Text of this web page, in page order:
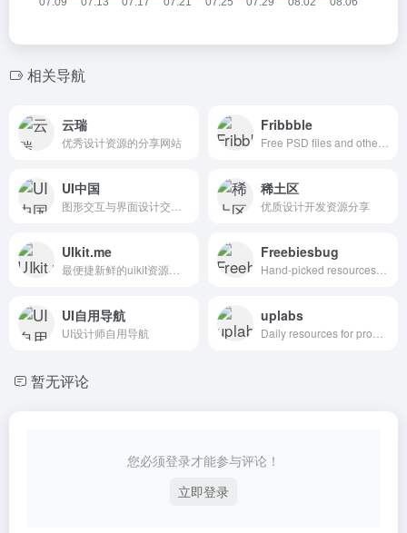
相关导航
云瑞
优秀设计资源的分享网站
Fribbble
UI中国 稀土区
优质设计开发资源分享
UIkit.me Freebiesbug
UI自用导航
UI设计师自用导航
uplabs
暂无评论
您必须登录才能参与评论！
立即登录